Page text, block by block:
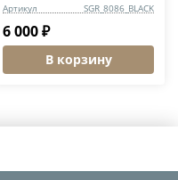
Артикул SGR_8086_BLACK
6 000 ₽
В корзину